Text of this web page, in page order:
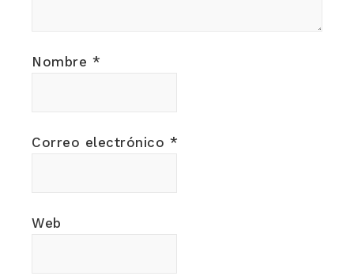
Nombre *
Correo electrónico *
Web